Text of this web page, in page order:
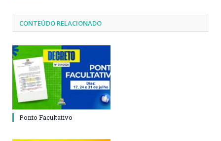
CONTEÚDO RELACIONADO
Ponto Facultativo